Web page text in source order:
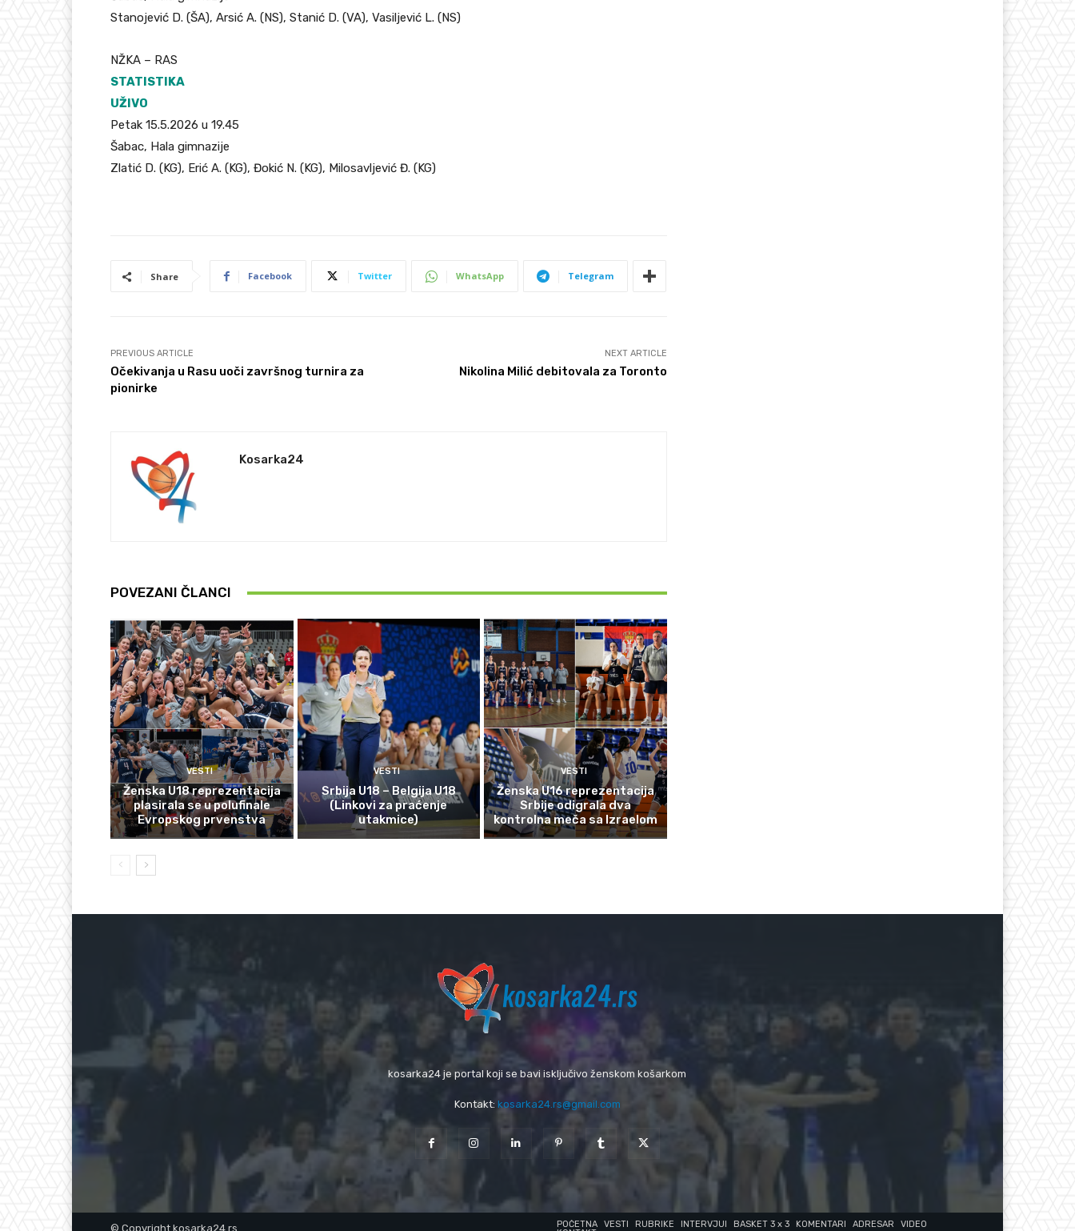
Stanojević D. (ŠA), Arsić A. (NS), Stanić D. (VA), Vasiljević L. (NS)
NŽKA – RAS
STATISTIKA
UŽIVO
Petak 15.5.2026 u 19.45
Šabac, Hala gimnazije
Zlatić D. (KG), Erić A. (KG), Đokić N. (KG), Milosavljević Đ. (KG)
Share Facebook Twitter WhatsApp Telegram
PREVIOUS ARTICLE
Očekivanja u Rasu uoči završnog turnira za
pionirke
NEXT ARTICLE
Nikolina Milić debitovala za Toronto
Kosarka24
POVEZANI ČLANCI
VESTI
Ženska U18 reprezentacija
plasirala se u polufinale
Evropskog prvenstva
VESTI
Srbija U18 – Belgija U18
(Linkovi za praćenje
utakmice)
VESTI
Ženska U16 reprezentacija
Srbije odigrala dva
kontrolna meča sa Izraelom
kosarka24 je portal koji se bavi isključivo ženskom košarkom
Kontakt: kosarka24.rs@gmail.com
© Copyright kosarka24.rs POČETNA VESTI RUBRIKE INTERVJUI BASKET 3 x 3 KOMENTARI ADRESAR
VIDEO